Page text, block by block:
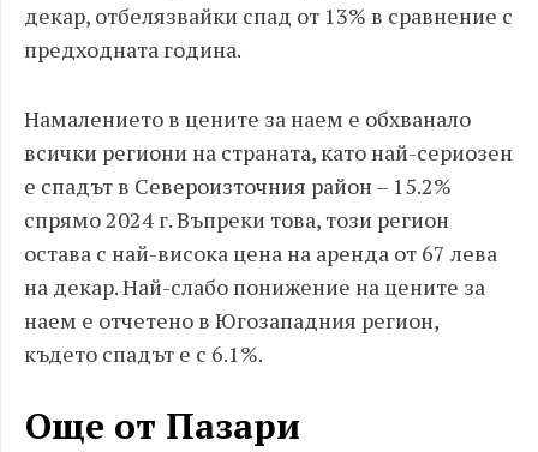
декар, отбелязвайки спад от 13% в сравнение с
предходната година.
Намалението в цените за наем е обхванало
всички региони на страната, като най-сериозен
е спадът в Североизточния район – 15.2%
спрямо 2024 г. Въпреки това, този регион
остава с най-висока цена на аренда от 67 лева
на декар. Най-слабо понижение на цените за
наем е отчетено в Югозападния регион,
където спадът е с 6.1%.
Още от Пазари